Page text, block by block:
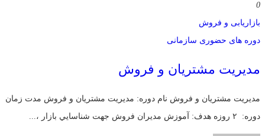
0
بازاریابی و فروش
دوره های حضوری سازمانی
مديريت مشتریان و فروش
مديريت مشتریان و فروش نام دوره: مديريت مشتریان و فروش مدت زمان
دوره: ۲ روزه هدف: آموزش مديران فروش جهت شناسايي بازار ،...